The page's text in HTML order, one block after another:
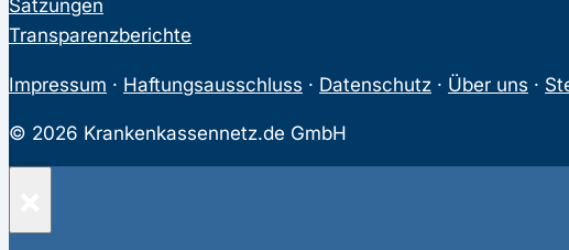
Satzungen
Transparenzberichte
Impressum · Haftungsausschluss · Datenschutz · Über uns ·
© 2026 Krankenkassennetz.de GmbH